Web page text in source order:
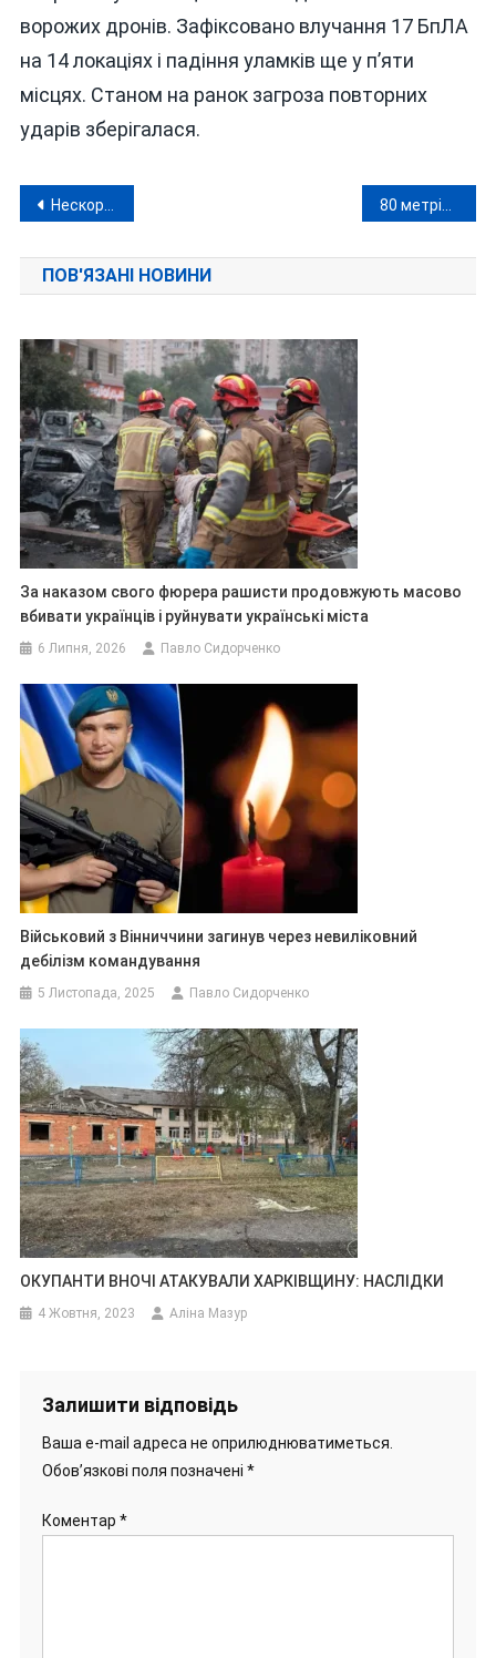
ворожих дронів. Зафіксовано влучання 17 БпЛА
на 14 локаціях і падіння уламків ще у п’яти
місцях. Станом на ранок загроза повторних
ударів зберігалася.
Навігація
записів
Нескорений вінничанин: Іван Лавренюк знову на п’єдесталі 80 метрів від берега і без шансів: на Вінниччині з річки знову дістали потопельника
ПОВ'ЯЗАНІ НОВИНИ
За наказом свого фюрера рашисти продовжують масово
вбивати українців і руйнувати українські міста
6 Липня, 2026 Павло Сидорченко
Військовий з Вінниччини загинув через невиліковний
дебілізм командування
5 Листопада, 2025 Павло Сидорченко
ОКУПАНТИ ВНОЧІ АТАКУВАЛИ ХАРКІВЩИНУ: НАСЛІДКИ
4 Жовтня, 2023 Аліна Мазур
Залишити відповідь
Ваша e-mail адреса не оприлюднюватиметься.
Обов’язкові поля позначені *
Коментар *